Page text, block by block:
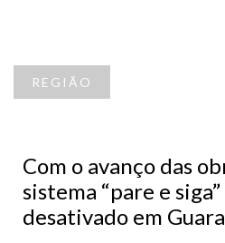
REGIÃO
Com o avanço das
sistema “pare e
desativado em